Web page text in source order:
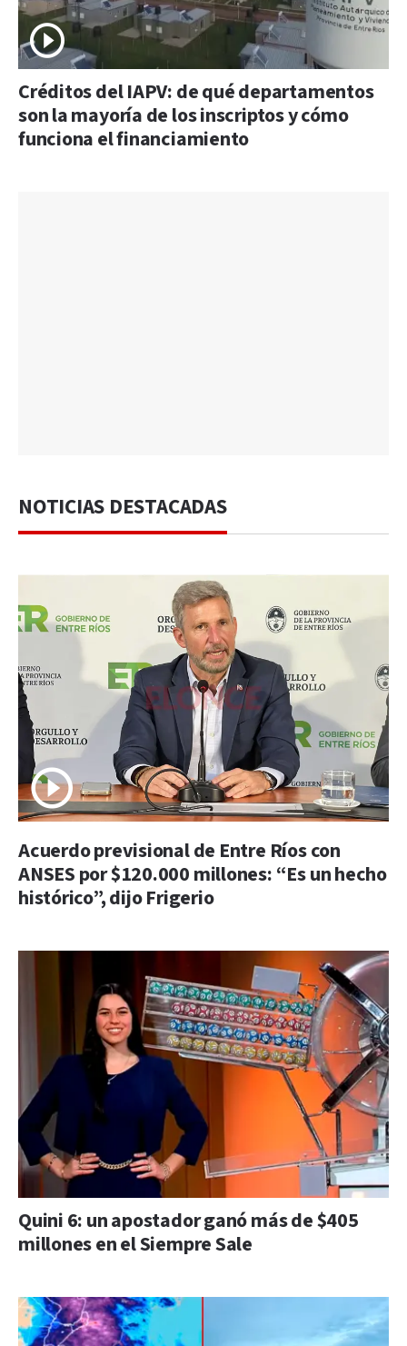
Créditos del IAPV: de qué departamentos
son la mayoría de los inscriptos y cómo
funciona el financiamiento
NOTICIAS DESTACADAS
Acuerdo previsional de Entre Ríos con
ANSES por $120.000 millones: “Es un hecho
histórico”, dijo Frigerio
Quini 6: un apostador ganó más de $405
millones en el Siempre Sale